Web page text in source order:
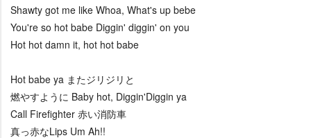
Shawty got me like Whoa, What's up bebe
You're so hot babe Diggin' diggin' on you
Hot hot damn it, hot hot babe
Hot babe ya またジリジリと
燃やすように Baby hot, Diggin'Diggin ya
Call Firefighter 赤い消防車
真っ赤なLips Um Ah!!